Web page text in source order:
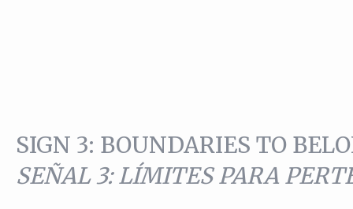
SIGN 3: BOUNDARIES TO
SEÑAL 3: LÍMITES PARA